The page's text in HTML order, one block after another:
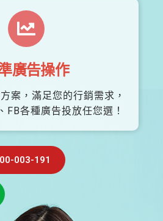
廣告操作
案，滿足您的行銷需求，
FB各種廣告投放任您選！
003-191